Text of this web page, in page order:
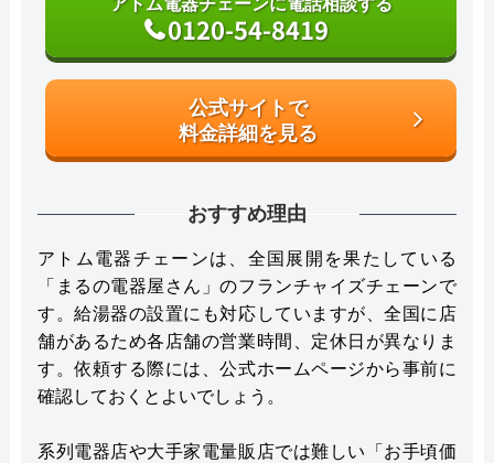
0120-54-8419
公式サイトで
料金詳細を見る
おすすめ理由
アトム電器チェーンは、全国展開を果たしている
「まるの電器屋さん」のフランチャイズチェーンで
す。給湯器の設置にも対応していますが、全国に店
舗があるため各店舗の営業時間、定休日が異なりま
す。依頼する際には、公式ホームページから事前に
確認しておくとよいでしょう。
系列電器店や大手家電量販店では難しい「お手頃価